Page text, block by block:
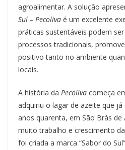
agroalimentar. A solução
Sul – Pecoliva é um excelente
práticas sustentáveis podem
processos tradicionais,
positivo tanto no ambiente
locais.
A história da Pecoliva começa
adquiriu o lagar de azeite que já
anos quarenta, em São Brás de
muito trabalho e crescimento
foi criada a marca “Sabor do